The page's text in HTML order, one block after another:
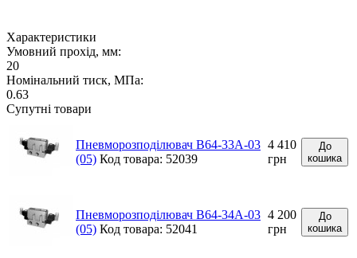
Характеристики
Умовний прохід, мм:
20
Номінальний тиск, МПа:
0.63
Супутні товари
Пневморозподілювач В64-33А-03
(05) Код товара: 52039
4 410
грн
До
кошика
Пневморозподілювач В64-34А-03
(05) Код товара: 52041
4 200
грн
До
кошика